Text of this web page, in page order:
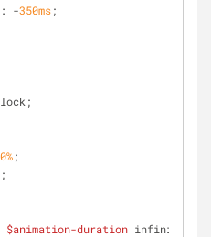
: -350ms;
;
;
$animation-duration infinite